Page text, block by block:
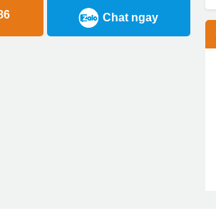
Chat ngay